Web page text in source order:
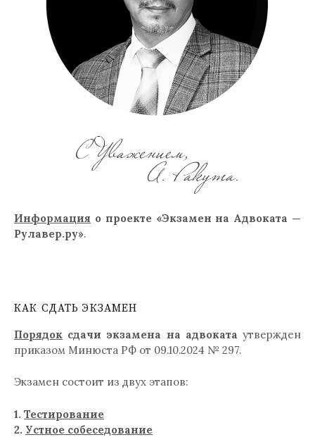
Информация о проекте «Экзамен на Адвоката —
Рулавер.ру».
КАК СДАТЬ ЭКЗАМЕН
Порядок сдачи экзамена на адвоката утвержден
приказом Минюста РФ от 09.10.2024 № 297.
Экзамен состоит из двух этапов:
1. Тестирование
2. Устное собеседование